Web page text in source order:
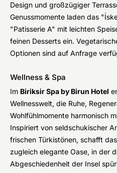
Design und großzügiger
Genussmomente laden das
"Patisserie A" mit leichten
feinen Desserts ein.
Optionen sind auf Anfrage
Wellness & Spa
Im Biriksir Spa by Birun Hotel
Wellnesswelt, die Ruhe,
Wohlfühlmomente harmonisch
Inspiriert von seldschukischer
frischen Türkistönen, schafft
zugleich elegante Oase, in der
Abgeschiedenheit der Insel